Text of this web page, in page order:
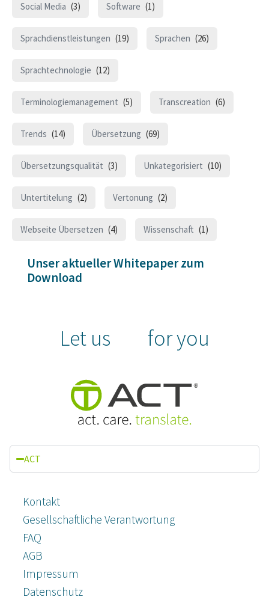
Social Media (3) Software (1)
Sprachdienstleistungen (19) Sprachen (26)
Sprachtechnologie (12)
Terminologiemanagement (5) Transcreation (6)
Trends (14) Übersetzung (69)
Übersetzungsqualität (3) Unkategorisiert (10)
Untertitelung (2) Vertonung (2)
Webseite Übersetzen (4) Wissenschaft (1)
Unser aktueller Whitepaper zum
Download
Let us for you
ACT
Kontakt
Gesellschaftliche Verantwortung
FAQ
AGB
Impressum
Datenschutz­